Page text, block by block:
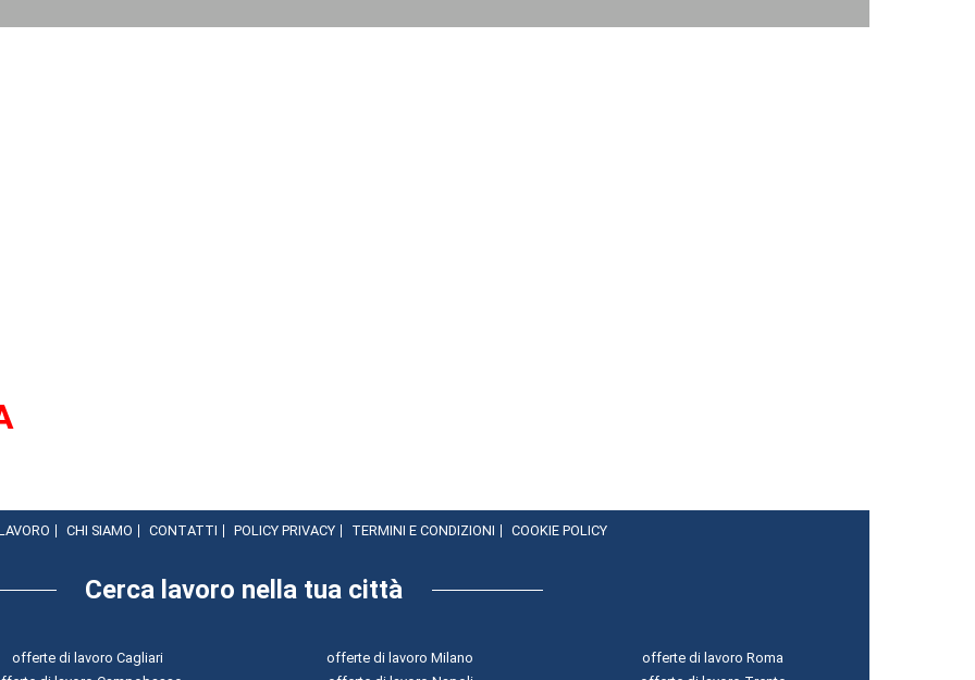
CHI SIAMO CONTATTI POLICY PRIVACY TERMINI E CONDIZIONI COOKIE POLICY
Cerca lavoro nella tua città
offerte di lavoro Cagliari
offerte di lavoro Milano
offerte di lavoro Roma